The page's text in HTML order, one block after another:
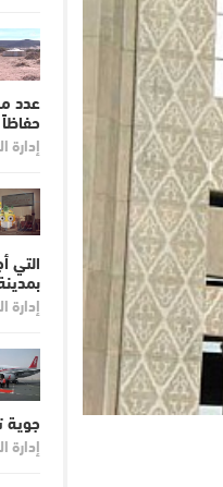
عدد
إدارة
التي
إدارة
جوية
إدارة